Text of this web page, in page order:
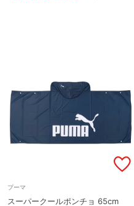
プーマ
スーパークールポンチョ 65cm